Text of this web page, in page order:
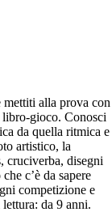
alla prova con
libro-gioco. Conosci
da quella ritmica e
artistico, la
cruciverba, disegni
c’è da sapere
competizione e
da 9 anni.